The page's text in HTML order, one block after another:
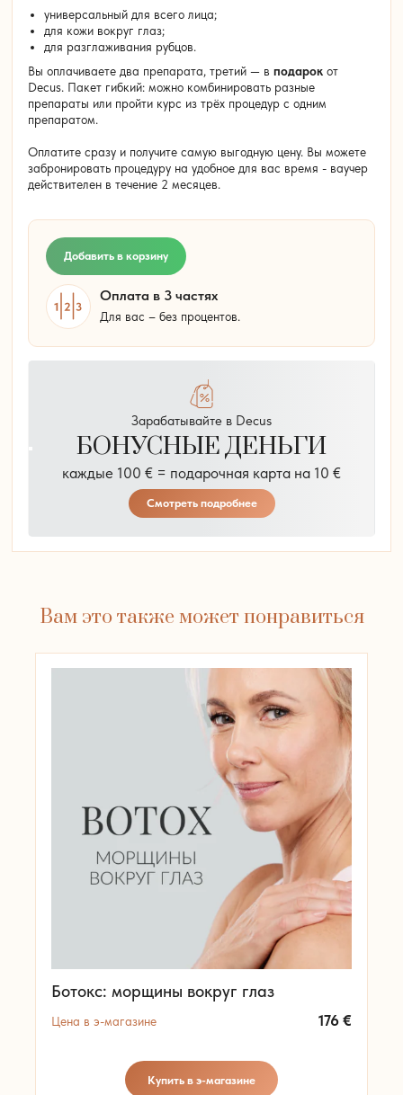
универсальный для всего лица;
для кожи вокруг глаз;
для разглаживания рубцов.
Вы оплачиваете два препарата, третий — в подарокот
Decus. Пакет гибкий: можно комбинировать разные
препараты или пройти курс из трёх процедур с одним
препаратом.
Оплатите сразу и получите самую выгодную цену. Вы можете
забронировать процедуру на удобное для вас время - ваучер
действителен в течение 2 месяцев.
Количество
товара
Пакет
Vitaran
2
=
Добавить в корзину
Оплата в 3 частях
Для вас – без процентов.
Зарабатывайте в Decus
БОНУСНЫЕ ДЕНЬГИ
каждые 100 € = подарочная карта на 10 €
Смотреть подробнее
Вам это также может понравиться
Ботокс: морщины вокруг глаз
Цена в э-магазине 176€
Купить в э-магазине